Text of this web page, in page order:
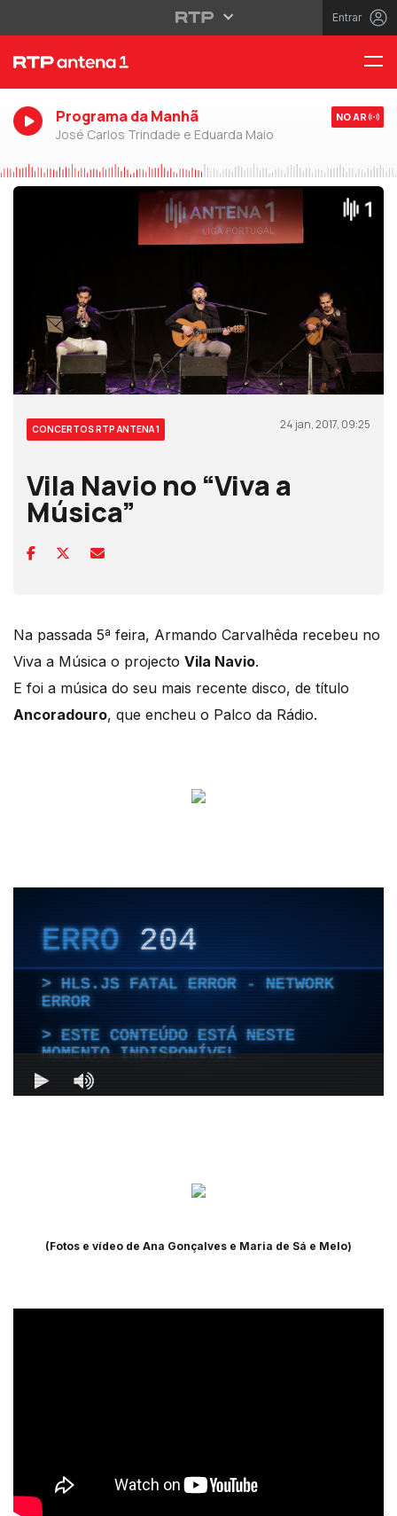
Entrar
Programa da Manhã
José Carlos Trindade e Eduarda Maio
NO AR
CONCERTOS RTP ANTENA 1 24 jan, 2017, 09:25
Vila Navio no “Viva a
Música”
Na passada 5ª feira, Armando Carvalhêda recebeu no
Viva a Música o projecto Vila Navio.
E foi a música do seu mais recente disco, de título
Ancoradouro, que encheu o Palco da Rádio.
(Fotos e vídeo de Ana Gonçalves e Maria de Sá e Melo)